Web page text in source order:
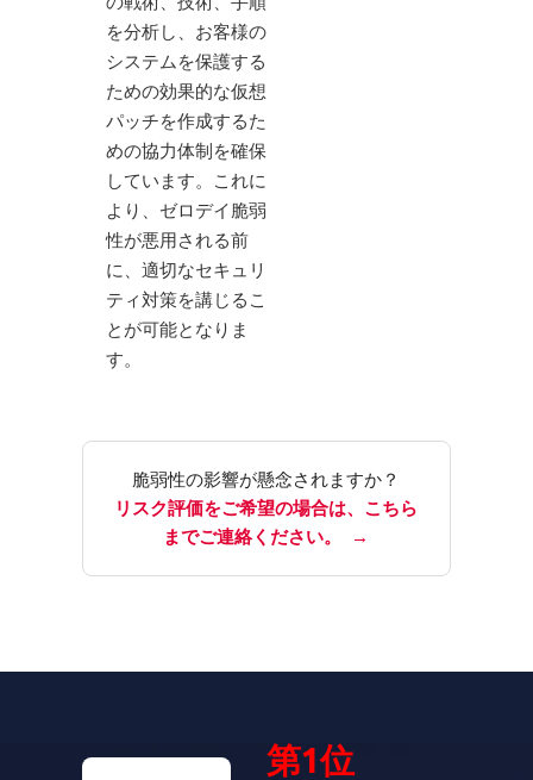
を分析し、お客様の
システムを保護する
ための効果的な仮想
パッチを作成するた
めの協力体制を確保
しています。これに
より、ゼロデイ脆弱
性が悪用される前
に、適切なセキュリ
ティ対策を講じるこ
とが可能となりま
す。
脆弱性の影響が懸念されますか？
リスク評価をご希望の場合は、こちら
までご連絡ください。
→
第1位